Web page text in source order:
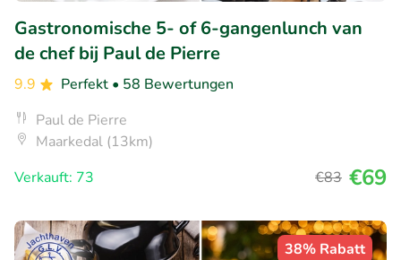
Gastronomische 5- of 6-gangenlunch van
de chef bij Paul de Pierre
9.9 Perfekt • 58 Bewertungen
Paul de Pierre
Maarkedal (13km)
Verkauft: 73
€83 €69
38% Rabatt